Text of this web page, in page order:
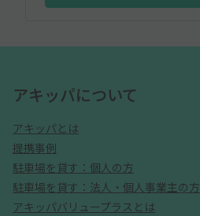
アキッパについて
アキッパとは
提携事例
駐車場を貸す：個人の方
駐車場を貸す：法人・個人事業主の方
アキッパバリュープラスとは